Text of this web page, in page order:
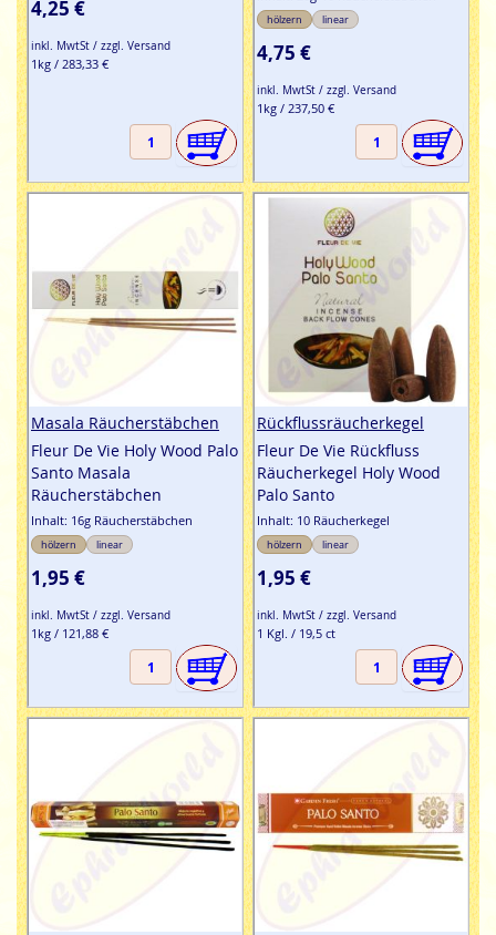
4,25 €
inkl. MwtSt / zzgl. Versand
1kg / 283,33 €
hölzern linear
4,75 €
inkl. MwtSt / zzgl. Versand
1kg / 237,50 €
Masala Räucherstäbchen
Fleur De Vie Holy Wood Palo
Santo Masala
Räucherstäbchen
Inhalt: 16g Räucherstäbchen
hölzern linear
1,95 €
inkl. MwtSt / zzgl. Versand
1kg / 121,88 €
Rückflussräucherkegel
Fleur De Vie Rückfluss
Räucherkegel Holy Wood
Palo Santo
Inhalt: 10 Räucherkegel
hölzern linear
1,95 €
inkl. MwtSt / zzgl. Versand
1 Kgl. / 19,5 ct